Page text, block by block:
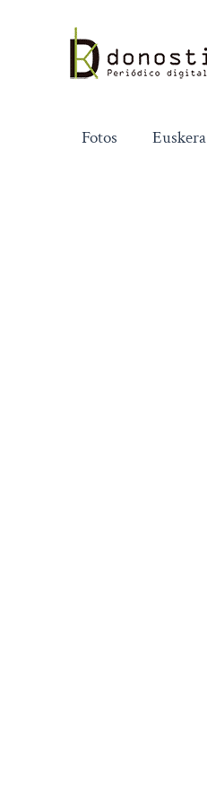
contenido
Fotos Euskera